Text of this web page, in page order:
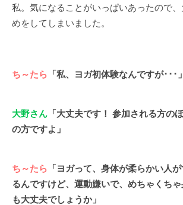
私。気になることがいっぱいあったので
めをしてしまいました。
ち～たら 「私、ヨガ初体験なんですが･･･」
大野さん 「大丈夫です！ 参加される方の
の方ですよ」
ち～たら 「ヨガって、身体が柔らかい人
るんですけど、運動嫌いで、めちゃくち
も大丈夫でしょうか」